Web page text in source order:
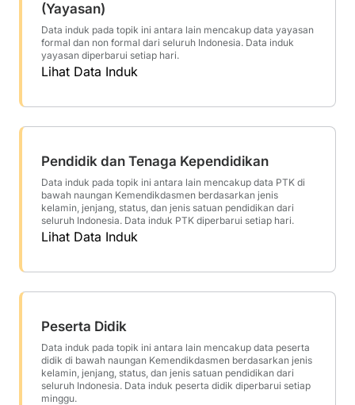
(Yayasan)
Data induk pada topik ini antara lain mencakup data yayasan
formal dan non formal dari seluruh Indonesia. Data induk
yayasan diperbarui setiap hari.
Lihat Data Induk
Pendidik dan Tenaga Kependidikan
Data induk pada topik ini antara lain mencakup data PTK di
bawah naungan Kemendikdasmen berdasarkan jenis
kelamin, jenjang, status, dan jenis satuan pendidikan dari
seluruh Indonesia. Data induk PTK diperbarui setiap hari.
Lihat Data Induk
Peserta Didik
Data induk pada topik ini antara lain mencakup data peserta
didik di bawah naungan Kemendikdasmen berdasarkan jenis
kelamin, jenjang, status, dan jenis satuan pendidikan dari
seluruh Indonesia. Data induk peserta didik diperbarui setiap
minggu.